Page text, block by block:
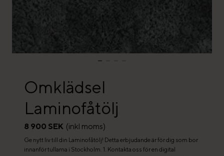
Omklädsel
Laminofåtölj
8 900 SEK (inkl moms)
Ge nytt liv till din Laminofåtölj! Detta erbjudande är för dig som bor
innanför tullarna i Stockholm. 1. Kontakta oss för en digital